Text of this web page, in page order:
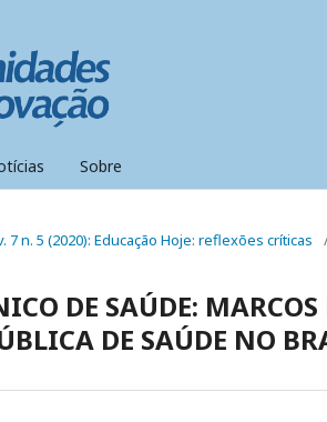
Sobre
7 n. 5 (2020): Educação Hoje: reflexões críticas
DE SAÚDE:
DE SAÚDE NO